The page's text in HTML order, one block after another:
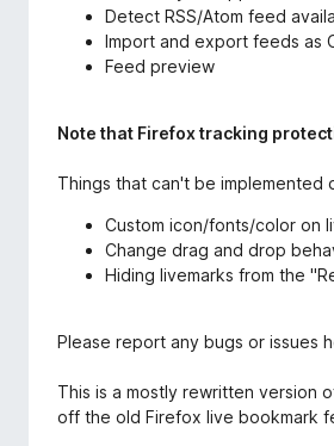
Detect RSS/Atom feed
Import and export feeds as
Feed preview
Note that Firefox tracking
Things that can't be implemented
Custom icon/fonts/color on
Change drag and drop
Hiding livemarks from the
Please report any bugs or issues
This is a mostly rewritten version
off the old Firefox live bookmark